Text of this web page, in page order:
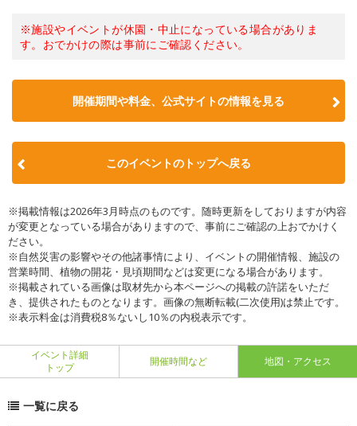
※施設やイベントが休園・中止になっている場合がありま
す。おでかけの際は事前にご確認ください。
開催期間や料金、公式サイトの情報を見る
このイベントのトップへ戻る
※掲載情報は2026年3月時点のものです。随時更新をしておりますが内容
が変更となっている場合がありますので、事前にご確認の上おでかけく
ださい。
※自然災害の影響やその他諸事情により、イベントの開催情報、施設の
営業時間、植物の開花・見頃期間などは変更になる場合があります。
※掲載されている画像は取材先から本ページへの掲載の許諾をいただ
き、提供されたものとなります。画像の無断転載(二次使用)は禁止です。
※表示料金は消費税8％ないし10％の内税表示です。
イベント詳細
トップ
開催時間など 地図・アクセス
一覧に戻る